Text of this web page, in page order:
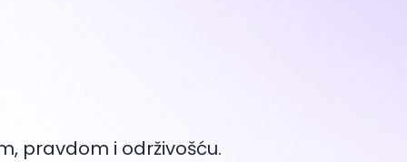
pravdom i održivošću.